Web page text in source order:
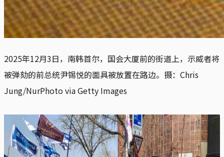
2025年12月3日，南韩首尔，国会大厦前的街道上，示威者将
被弹劾的前总统尹锡悦的面具被放置在路边。摄：Chris
Jung/NurPhoto via Getty Images